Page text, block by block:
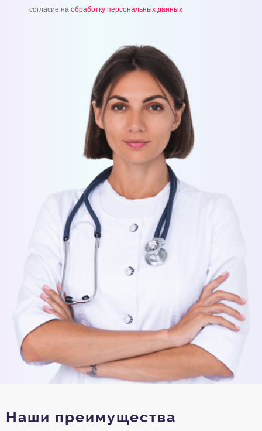
согласие на обработку персональных данных
Наши преимущества